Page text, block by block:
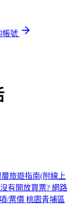
帳號
層旅遊指南(附線上
有開放買票? 網路
/票價 桃園青埔區